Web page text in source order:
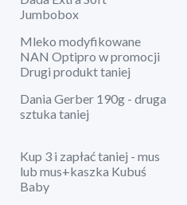
Jumbobox
Mleko modyfikowane
NAN Optipro w promocji
Drugi produkt taniej
Dania Gerber 190g - druga
sztuka taniej
Kup 3 i zapłać taniej - mus
lub mus+kaszka Kubuś
Baby